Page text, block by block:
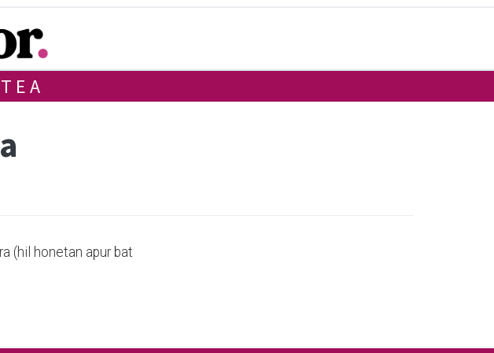
(hil honetan apur bat